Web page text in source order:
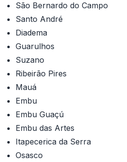
São Bernardo do Campo
Santo André
Diadema
Guarulhos
Suzano
Ribeirão Pires
Mauá
Embu
Embu Guaçú
Embu das Artes
Itapecerica da Serra
Osasco